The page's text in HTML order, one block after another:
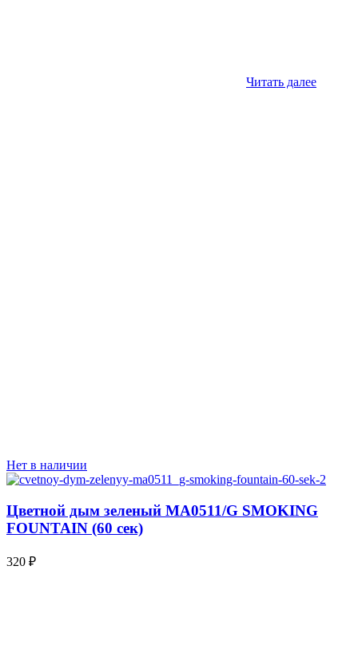
Читать далее
Нет в наличии
Цветной дым зеленый MA0511/G SMOKING
FOUNTAIN (60 сек)
320 ₽